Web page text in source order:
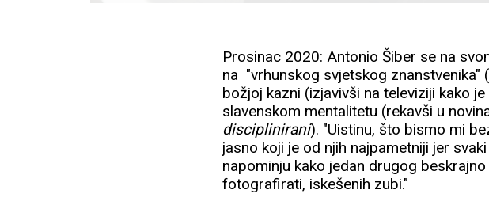
Prosinac 2020: Antonio Šiber se na
na "vrhunskog svjetskog znanstvenika"
božjoj kazni (izjavivši na televiziji kako
slavenskom mentalitetu (rekavši u
disciplinirani). "Uistinu, što bismo mi
jasno koji je od njih najpametniji jer
napominju kako jedan drugog
fotografirati, iskešenih zubi."